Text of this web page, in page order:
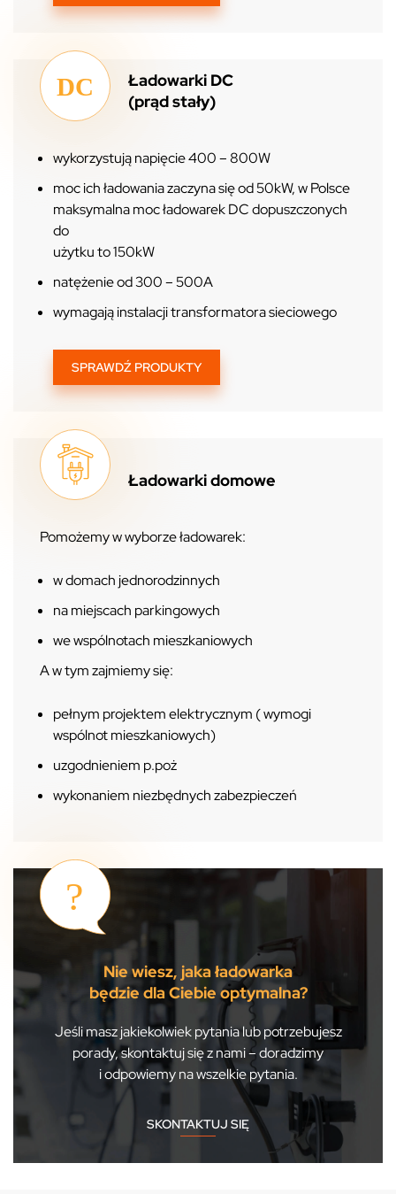
Ładowarki DC
(prąd stały)
wykorzystują napięcie 400 – 800W
moc ich ładowania zaczyna się od 50kW, w Polsce
maksymalna moc ładowarek DC dopuszczonych
do
użytku to 150kW
natężenie od 300 – 500A
wymagają instalacji transformatora sieciowego
SPRAWDŹ PRODUKTY
Ładowarki domowe
Pomożemy w wyborze ładowarek:
w domach jednorodzinnych
na miejscach parkingowych
we wspólnotach mieszkaniowych
A w tym zajmiemy się:
pełnym projektem elektrycznym ( wymogi
wspólnot mieszkaniowych)
uzgodnieniem p.poż
wykonaniem niezbędnych zabezpieczeń
Nie wiesz, jaka ładowarka
będzie dla Ciebie optymalna?
Jeśli masz jakiekolwiek pytania lub potrzebujesz
porady, skontaktuj się z nami – doradzimy
i odpowiemy na wszelkie pytania.
SKONTAKTUJ SIĘ